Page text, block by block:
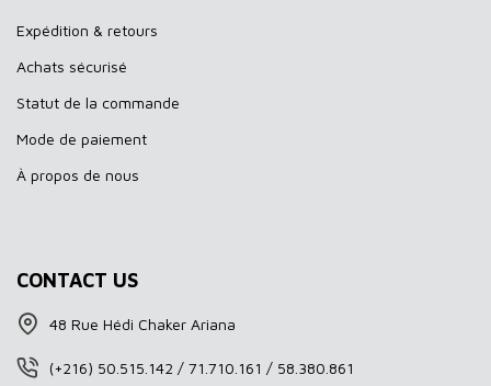
Expédition & retours
Achats sécurisé
Statut de la commande
Mode de paiement
À propos de nous
CONTACT US
48 Rue Hédi Chaker Ariana
(+216) 50.515.142 / 71.710.161 / 58.380.861